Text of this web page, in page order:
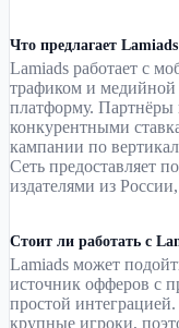
Что предлагает Lamiads
Lamiads работает с
трафиком и медийной
платформу. Партнёры
конкурентными
кампании по
Сеть предоставляет
издателями из
Стоит ли работать с
Lamiads может
источник офферов с
простой
крупные игроки,